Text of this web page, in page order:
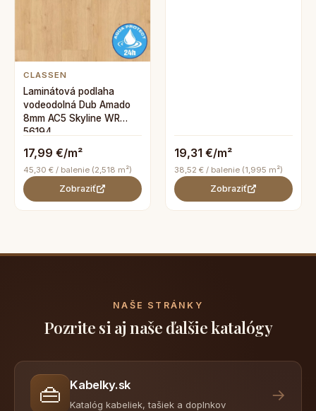
CLASSEN
Laminátová podlaha
vodeodolná Dub Amado
8mm AC5 Skyline WR
56194
17,99 €/m²
45,30 € / balenie (2,518 m²)
Zobraziť
19,31 €/m²
38,52 € / balenie (1,995 m²)
Zobraziť
NAŠE STRÁNKY
Pozrite si aj naše ďalšie katalógy
👜 Kabelky.sk
Katalóg kabeliek, tašiek a doplnkov
→